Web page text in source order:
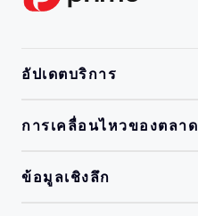
อัปเดตบริการ
การเคลื่อนไหวของตลาด
ข้อมูลเชิงลึก